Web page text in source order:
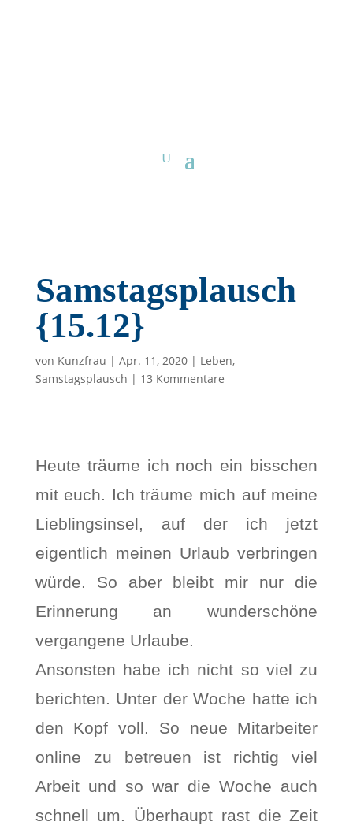
Samstagsplausch
{15.12}
von Kunzfrau | Apr. 11, 2020| Leben,
Samstagsplausch | 13 Kommentare
Heute träume ich noch ein bisschen
mit euch. Ich träume mich auf meine
Lieblingsinsel, auf der ich jetzt
eigentlich meinen Urlaub verbringen
würde. So aber bleibt mir nur die
Erinnerung an wunderschöne
vergangene Urlaube.
Ansonsten habe ich nicht so viel zu
berichten. Unter der Woche hatte ich
den Kopf voll. So neue Mitarbeiter
online zu betreuen ist richtig viel
Arbeit und so war die Woche auch
schnell um. Überhaupt rast die Zeit